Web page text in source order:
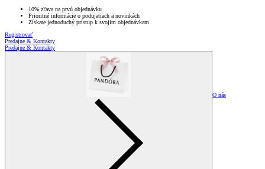
10% zľava na prvú objednávku
Prioritné informácie o podujatiach a novinkách
Získate jednoduchý prístup k svojim objednávkam
Registrovať
Predajne & Kontakty
Predajne & Kontakty
O nás